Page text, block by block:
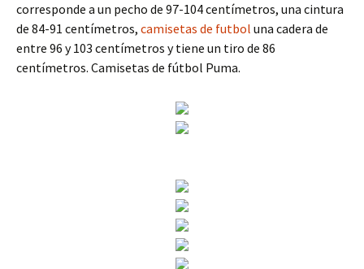
corresponde a un pecho de 97-104 centímetros, una cintura
de 84-91 centímetros, camisetas de futbol una cadera de
entre 96 y 103 centímetros y tiene un tiro de 86
centímetros. Camisetas de fútbol Puma.